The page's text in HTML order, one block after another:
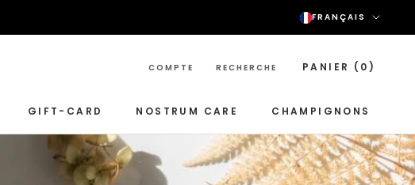
FRANÇAIS
GIFT-CARD
NOSTRUM CARE
CHAMPIGNONS
COMPTE RECHERCHE PANIER ( 0 )